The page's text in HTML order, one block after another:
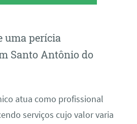
uma perícia
Santo Antônio do
atua como profissional
serviços cujo valor varia